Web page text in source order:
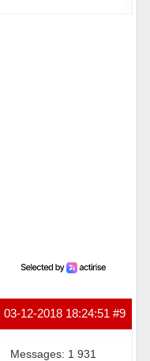
#9
03-12-2018 18:24:51
Messages: 1 931